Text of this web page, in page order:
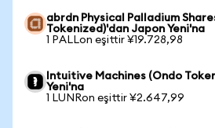
abrdn Physical Palladium
Tokenized)'dan Japon Yeni'na
1 PALLon eşittir ¥19.728,98
Intuitive Machines (Ondo
Yeni'na
1 LUNRon eşittir ¥2.647,99